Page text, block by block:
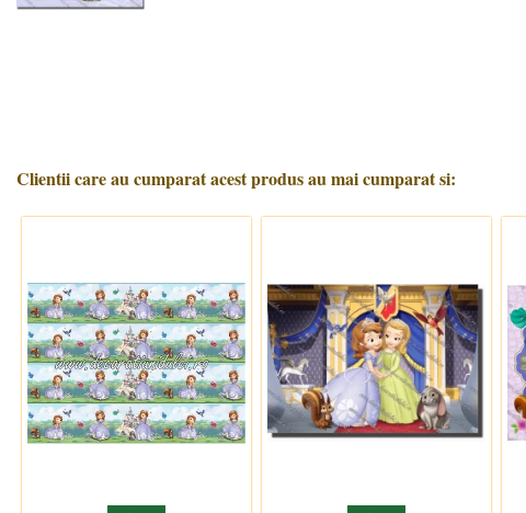
Clientii care au cumparat acest produs au mai cumparat si: